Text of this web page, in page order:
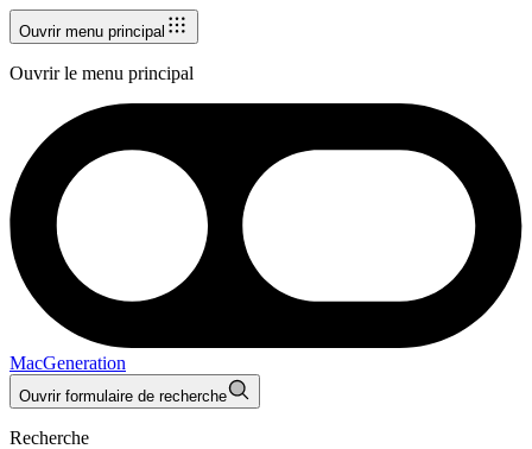
Ouvrir menu principal
Ouvrir le menu principal
MacGeneration
Ouvrir formulaire de recherche
Recherche